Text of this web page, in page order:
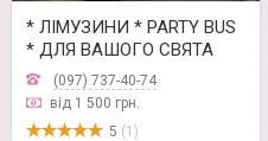
* ЛІМУЗИНИ * PARTY BUS
* ДЛЯ ВАШОГО СВЯТА
(097) 737-40-74
від 1 500 грн.
5 (1)